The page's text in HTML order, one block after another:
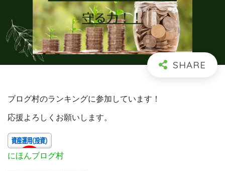
ブログ村のランキングに参加しています！
応援よろしくお願いします。
にほんブログ村